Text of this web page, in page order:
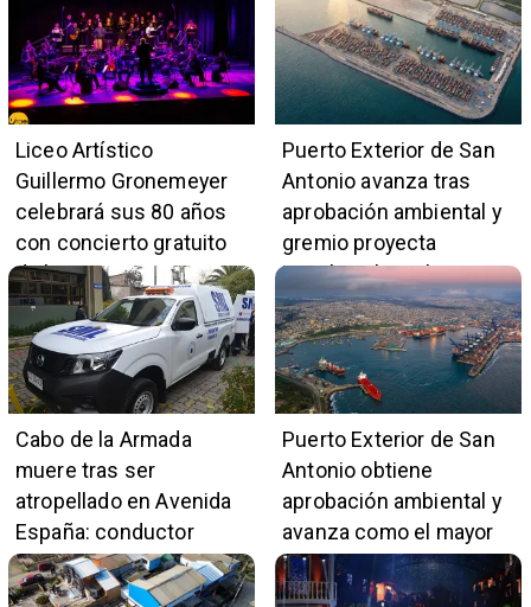
a 396 familias
Liceo Artístico
Guillermo Gronemeyer
celebrará sus 80 años
con concierto gratuito
de la Orquesta Marga
Marga
Puerto Exterior de San
Antonio avanza tras
aprobación ambiental y
gremio proyecta
impulso al empleo y
comercio local
Cabo de la Armada
muere tras ser
atropellado en Avenida
España: conductor
también pertenece a la
institución naval
Puerto Exterior de San
Antonio obtiene
aprobación ambiental y
avanza como el mayor
proyecto portuario del
país